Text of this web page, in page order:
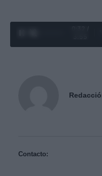
Contacto: